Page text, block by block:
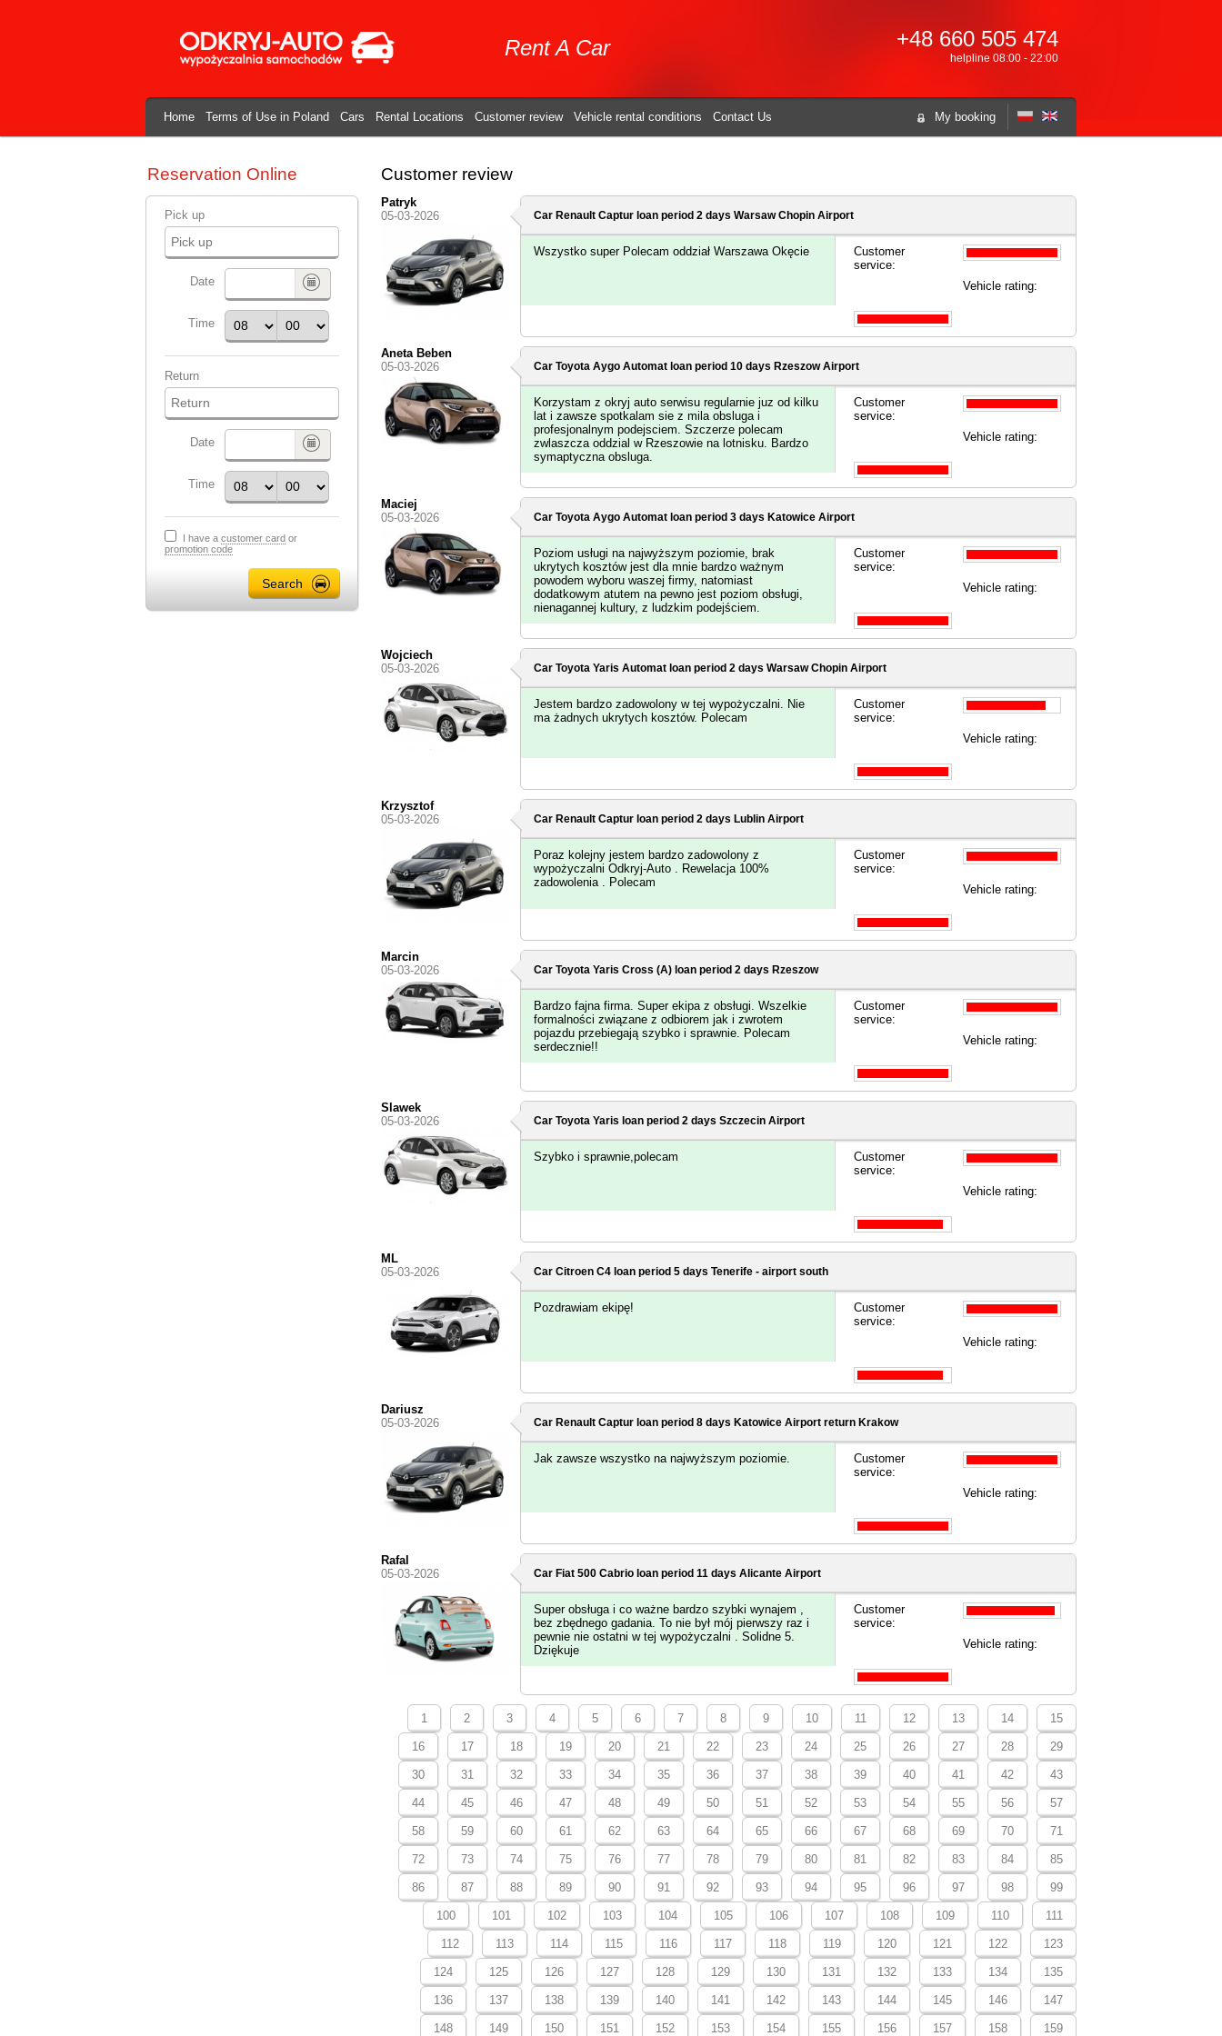
Rent A Car +48 660 505 474
helpline 08:00 - 22:00
My booking
Home Terms of Use in Poland Cars Rental Locations Customer review Vehicle rental conditions Contact Us
Reservation Online
Pick up
Date
Time
Return
Date
Time
I have a customer card or
promotion code
Customer review
Patryk
05-03-2026
Car Renault Captur loan period 2 days Warsaw Chopin Airport
Wszystko super Polecam oddział Warszawa Okęcie
Customer
service:
Vehicle rating:
Aneta Beben
05-03-2026
Car Toyota Aygo Automat loan period 10 days Rzeszow Airport
Korzystam z okryj auto serwisu regularnie juz od kilku
lat i zawsze spotkalam sie z mila obsluga i
profesjonalnym podejsciem. Szczerze polecam
zwlaszcza oddzial w Rzeszowie na lotnisku. Bardzo
symaptyczna obsluga.
Customer
service:
Vehicle rating:
Maciej
05-03-2026
Car Toyota Aygo Automat loan period 3 days Katowice Airport
Poziom usługi na najwyższym poziomie, brak
ukrytych kosztów jest dla mnie bardzo ważnym
powodem wyboru waszej firmy, natomiast
dodatkowym atutem na pewno jest poziom obsługi,
nienagannej kultury, z ludzkim podejściem.
Customer
service:
Vehicle rating:
Wojciech
05-03-2026
Car Toyota Yaris Automat loan period 2 days Warsaw Chopin Airport
Jestem bardzo zadowolony w tej wypożyczalni. Nie
ma żadnych ukrytych kosztów. Polecam
Customer
service:
Vehicle rating:
Krzysztof
05-03-2026
Car Renault Captur loan period 2 days Lublin Airport
Poraz kolejny jestem bardzo zadowolony z
wypożyczalni Odkryj-Auto . Rewelacja 100%
zadowolenia . Polecam
Customer
service:
Vehicle rating:
Marcin
05-03-2026
Car Toyota Yaris Cross (A) loan period 2 days Rzeszow
Bardzo fajna firma. Super ekipa z obsługi. Wszelkie
formalności związane z odbiorem jak i zwrotem
pojazdu przebiegają szybko i sprawnie. Polecam
serdecznie!!
Customer
service:
Vehicle rating:
Slawek
05-03-2026
Car Toyota Yaris loan period 2 days Szczecin Airport
Szybko i sprawnie,polecam
Customer
service:
Vehicle rating:
ML
05-03-2026
Car Citroen C4 loan period 5 days Tenerife - airport south
Pozdrawiam ekipę!
Customer
service:
Vehicle rating:
Dariusz
05-03-2026
Car Renault Captur loan period 8 days Katowice Airport return Krakow
Jak zawsze wszystko na najwyższym poziomie.
Customer
service:
Vehicle rating:
Rafal
05-03-2026
Car Fiat 500 Cabrio loan period 11 days Alicante Airport
Super obsługa i co ważne bardzo szybki wynajem ,
bez zbędnego gadania. To nie był mój pierwszy raz i
pewnie nie ostatni w tej wypożyczalni . Solidne 5.
Dziękuje
Customer
service:
Vehicle rating:
1 2 3 4 5 6 7 8 9 10 11 12 13 14 15
16 17 18 19 20 21 22 23 24 25 26 27 28 29
30 31 32 33 34 35 36 37 38 39 40 41 42 43
44 45 46 47 48 49 50 51 52 53 54 55 56 57
58 59 60 61 62 63 64 65 66 67 68 69 70 71
72 73 74 75 76 77 78 79 80 81 82 83 84 85
86 87 88 89 90 91 92 93 94 95 96 97 98 99
100 101 102 103 104 105 106 107 108 109 110 111
112 113 114 115 116 117 118 119 120 121 122 123
124 125 126 127 128 129 130 131 132 133 134 135
136 137 138 139 140 141 142 143 144 145 146 147
148 149 150 151 152 153 154 155 156 157 158 159